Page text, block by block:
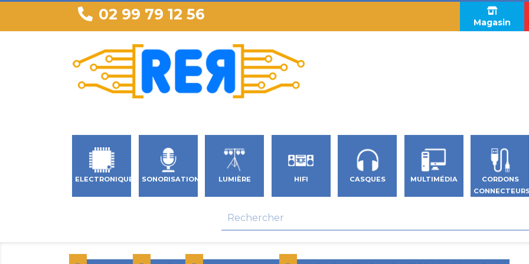
02 99 79 12 56 Magasin
ELECTRONIQUE SONORISATION LUMIÈRE HIFI CASQUES MULTIMÉDIA
CORDONS
CONNECTEURS